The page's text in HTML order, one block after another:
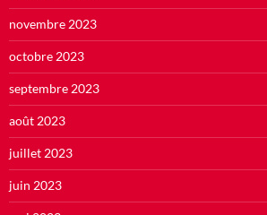
novembre 2023
octobre 2023
septembre 2023
août 2023
juillet 2023
juin 2023